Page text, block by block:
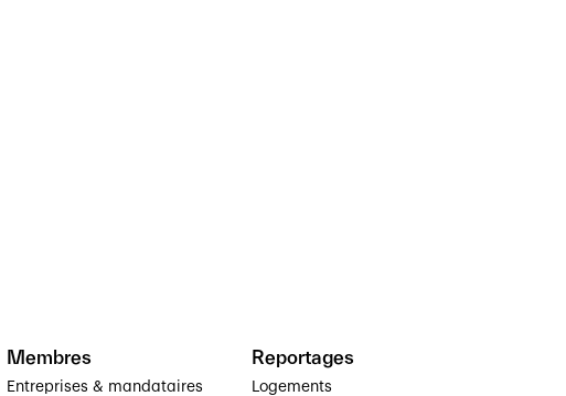
Membres
Entreprises & mandataires
Reportages
Logements